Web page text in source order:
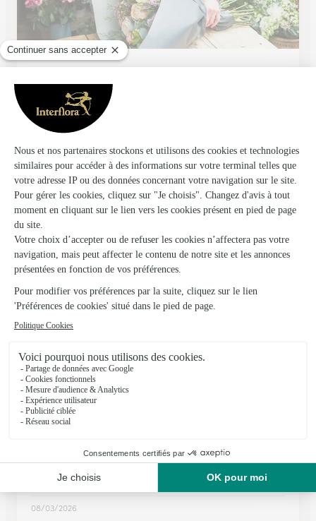
Couserans Fleurs
★★★★4.7 (45)
17, rue Villefranche
Voir la boutique
Ils ont fait livrer des fleurs ou une plante à
Ganties
★ ★ ★ ★ ★
Très bien
J'ai était bien livré malgré que je me soi trompé sur l adresse
de livraison
28/03/2026
Claire et efficace meme le dimanche
Claire et efficace meme le dimanche. merci
08/03/2026